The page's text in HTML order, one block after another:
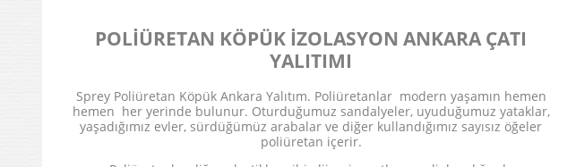
POLİÜRETAN KÖPÜK İZOLASYON ANKARA ÇATI
YALITIMI
Sprey Poliüretan Köpük Ankara Yalıtım. Poliüretanlar modern yaşamın hemen
hemen her yerinde bulunur. Oturduğumuz sandalyeler, uyuduğumuz yataklar,
yaşadığımız evler, sürdüğümüz arabalar ve diğer kullandığımız sayısız öğeler
poliüretan içerir.